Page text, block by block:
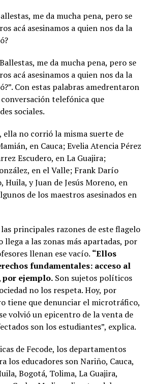
me da mucha pena, pero se
acá asesinamos a quien nos da la
me da mucha pena, pero se
acá asesinamos a quien nos da la
Con estas palabras amedrentaron
telefónica que
sociales.
no corrió la misma suerte de
en Cauca; Evelia Atencia Pérez
Escudero, en La Guajira;
en el Valle; Frank Darío
y Juan de Jesús Moreno, en
de los maestros asesinados en
las principales razones de este flagelo
llega a las zonas más apartadas, por
llenan ese vacío. “Ellos
fundamentales: acceso al
por ejemplo.Son sujetos políticos
no los respeta. Hoy, por
tiene que denunciar el microtráfico,
volvió un epicentro de la venta de
son los estudiantes”, explica.
de Fecode, los departamentos
los educadores son Nariño, Cauca,
Bogotá, Tolima, La Guajira,